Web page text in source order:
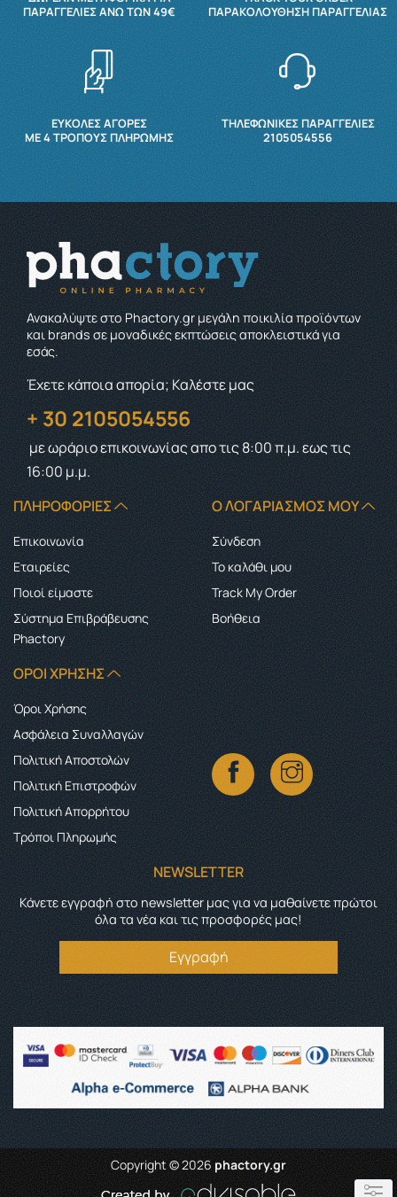
ΠΑΡΑΓΓΕΛΊΕΣ ΆΝΩ ΤΩΝ 49€
ΠΑΡΑΚΟΛΟΎΘΗΣΗ ΠΑΡΑΓΓΕΛΊΑΣ
ΕΥΚΟΛΕΣ ΑΓΟΡΕΣ
ΜΕ 4 ΤΡΌΠΟΥΣ ΠΛΗΡΩΜΉΣ
ΤΗΛΕΦΩΝΙΚΕΣ ΠΑΡΑΓΓΕΛΙΕΣ
2105054556
Ανακαλύψτε στο Phactory.gr μεγάλη ποικιλία προϊόντων
και brands σε μοναδικές εκπτώσεις αποκλειστικά για
εσάς.
Έχετε κάποια απορία; Καλέστε μας
+ 30 2105054556
με ωράριο επικοινωνίαςαπο τις 8:00 π.μ. εως τις
16:00 μ.μ.
ΠΛΗΡΟΦΟΡΊΕΣ
Επικοινωνία
Εταιρείες
Ποιοί είμαστε
Σύστημα Επιβράβευσης
Phactory
Ο ΛΟΓΑΡΙΑΣΜΌΣ ΜΟΥ
Σύνδεση
Το καλάθι μου
Track My Order
Boήθεια
ΌΡΟΙ ΧΡΉΣΗΣ
Όροι Χρήσης
Ασφάλεια Συναλλαγών
Πολιτική Αποστολών
Πολιτική Επιστροφών
Πολιτική Απορρήτου
Τρόποι Πληρωμής
NEWSLETTER
Κάνετε εγγραφή στο newsletter μας για να μαθαίνετε πρώτοι
όλα τα νέα και τις προσφορές μας!
Εγγραφή
Copyright © 2026 phactory.gr